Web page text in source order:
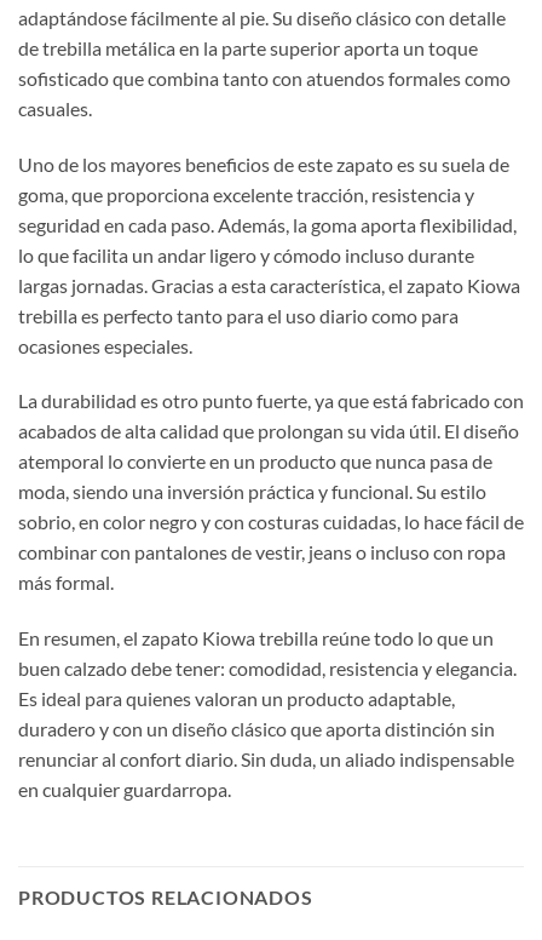
adaptándose fácilmente al pie. Su diseño clásico con detalle
de trebilla metálica en la parte superior aporta un toque
sofisticado que combina tanto con atuendos formales como
casuales.
Uno de los mayores beneficios de este zapato es su suela de
goma, que proporciona excelente tracción, resistencia y
seguridad en cada paso. Además, la goma aporta flexibilidad,
lo que facilita un andar ligero y cómodo incluso durante
largas jornadas. Gracias a esta característica, el zapato Kiowa
trebilla es perfecto tanto para el uso diario como para
ocasiones especiales.
La durabilidad es otro punto fuerte, ya que está fabricado con
acabados de alta calidad que prolongan su vida útil. El diseño
atemporal lo convierte en un producto que nunca pasa de
moda, siendo una inversión práctica y funcional. Su estilo
sobrio, en color negro y con costuras cuidadas, lo hace fácil de
combinar con pantalones de vestir, jeans o incluso con ropa
más formal.
En resumen, el zapato Kiowa trebilla reúne todo lo que un
buen calzado debe tener: comodidad, resistencia y elegancia.
Es ideal para quienes valoran un producto adaptable,
duradero y con un diseño clásico que aporta distinción sin
renunciar al confort diario. Sin duda, un aliado indispensable
en cualquier guardarropa.
PRODUCTOS RELACIONADOS